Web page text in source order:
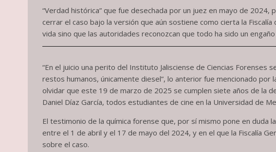
“Verdad histórica” que fue desechada por un juez en mayo de
cerrar el caso bajo la versión que aún sostiene como cierta la
vida sino que las autoridades reconozcan que todo ha sido un
“En el juicio una perito del Instituto Jalisciense de Ciencias
restos humanos, únicamente diesel”, lo anterior fue mencionado por
olvidar que este 19 de marzo de 2025 se cumplen siete años de la
Daniel Díaz García, todos estudiantes de cine en la Universidad de
El testimonio de la química forense que, por sí mismo pone en duda
entre el 1 de abril y el 17 de mayo del 2024, y en el que la Fiscalía
sobre el caso.